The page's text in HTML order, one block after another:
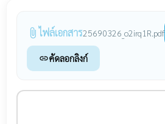
attach_file ไฟล์เอกสาร25690326_o2irq1R.pdf
linkคัดลอกลิงก์